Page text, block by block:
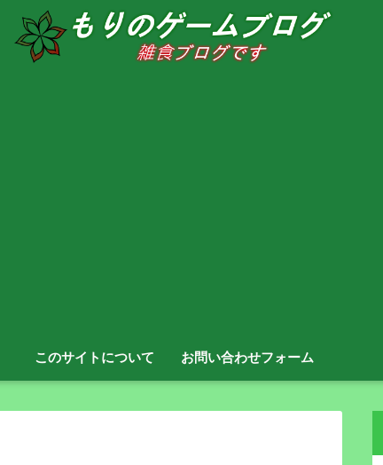
このサイトについて お問い合わせフォーム